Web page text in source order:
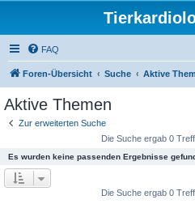
FAQ
Foren-Übersicht Suche Aktive
Aktive Themen
Zur erweiterten Suche
Die Suche ergab 0
Es wurden keine passenden Ergebnisse
Die Suche ergab 0